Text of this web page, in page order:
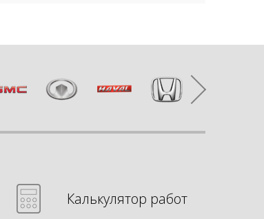
Калькулятор работ